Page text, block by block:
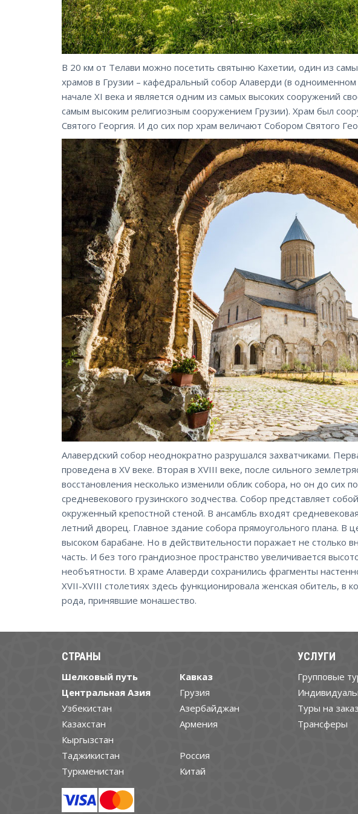
В 20 км от Телави можно посетить святыню Кахетии, один из
храмов в Грузии – кафедральный собор Алаверди (в
начале XI века и является одним из самых высоких сооружений
самым высоким религиозным сооружением Грузии). Храм был
Святого Георгия. И до сих пор храм величают Собором Святого
Алавердский собор неоднократно разрушался захватчиками.
проведена в XV веке. Вторая в XVIII веке, после сильного
восстановления несколько изменили облик собора, но он до сих
средневекового грузинского зодчества. Собор представляет
окруженный крепостной стеной. В ансамбль входят
летний дворец. Главное здание собора прямоугольного плана. В
высоком барабане. Но в действительности поражает не столько
часть. И без того грандиозное пространство увеличивается
необъятности. В храме Алаверди сохранились фрагменты
XVII-XVIII столетиях здесь функционировала женская обитель, в
рода, принявшие монашество.
СТРАНЫ
Шелковый путь
Центральная Азия
Узбекистан
Казахстан
Кыргызстан
Таджикистан
Туркменистан
Кавказ
Грузия
Азербайджан
Армения
Россия
Китай
УСЛУГИ
Групповые
Туры на заказ
Трансферы